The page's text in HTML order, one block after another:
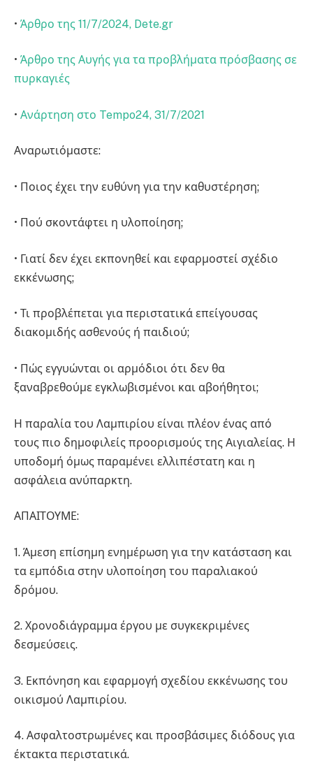
• Άρθρο της 11/7/2024, Dete.gr
• Άρθρο της Αυγής για τα προβλήματα πρόσβασης σε
πυρκαγιές
• Ανάρτηση στο Tempo24, 31/7/2021
Αναρωτιόμαστε:
• Ποιος έχει την ευθύνη για την καθυστέρηση;
• Πού σκοντάφτει η υλοποίηση;
• Γιατί δεν έχει εκπονηθεί και εφαρμοστεί σχέδιο
εκκένωσης;
• Τι προβλέπεται για περιστατικά επείγουσας
διακομιδής ασθενούς ή παιδιού;
• Πώς εγγυώνται οι αρμόδιοι ότι δεν θα
ξαναβρεθούμε εγκλωβισμένοι και αβοήθητοι;
Η παραλία του Λαμπιρίου είναι πλέον ένας από
τους πιο δημοφιλείς προορισμούς της Αιγιαλείας. Η
υποδομή όμως παραμένει ελλιπέστατη και η
ασφάλεια ανύπαρκτη.
ΑΠΑΙΤΟΥΜΕ:
1. Άμεση επίσημη ενημέρωση για την κατάσταση και
τα εμπόδια στην υλοποίηση του παραλιακού
δρόμου.
2. Χρονοδιάγραμμα έργου με συγκεκριμένες
δεσμεύσεις.
3. Εκπόνηση και εφαρμογή σχεδίου εκκένωσης του
οικισμού Λαμπιρίου.
4. Ασφαλτοστρωμένες και προσβάσιμες διόδους για
έκτακτα περιστατικά.